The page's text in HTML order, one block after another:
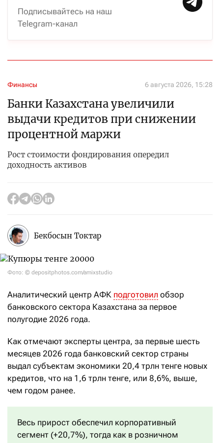
Подписывайтесь на наш
Telegram-канал
Финансы 6 августа 2026, 15:28
Банки Казахстана увеличили
выдачи кредитов при снижении
процентной маржи
Рост стоимости фондирования опередил
доходность активов
Бекбосын Токтар
Фото: © depositphotos.com/amixstudio
Аналитический центр АФК подготовил обзор
банковского сектора Казахстана за первое
полугодие 2026 года.
Как отмечают эксперты центра, за первые шесть
месяцев 2026 года банковский сектор страны
выдал субъектам экономики 20,4 трлн тенге новых
кредитов, что на 1,6 трлн тенге, или 8,6%, выше,
чем годом ранее.
Весь прирост обеспечил корпоративный
сегмент (+20,7%), тогда как в розничном